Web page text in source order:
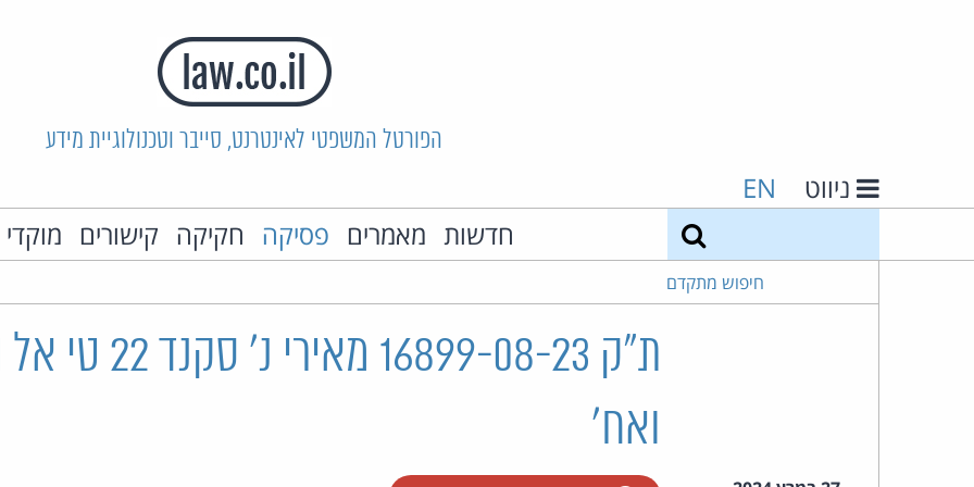
הפורטל המשפטי לאינטרנט, סייבר וטכנולוגיית מידע
ניווט EN
חדשות מאמרים פסיקה חקיקה קישורים
חיפוש מתקדם
ת"ק 16899-08-23
ואח'